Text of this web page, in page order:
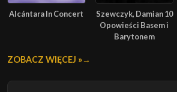
Alcántara In Concert
Szewczyk, Damian 10
Opowieści Basem i
Barytonem
ZOBACZ WIĘCEJ »